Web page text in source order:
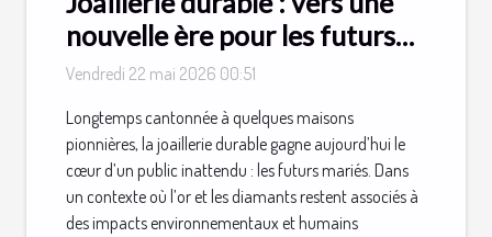
nouvelle ère pour les futurs
mariés
Vendredi 22 mai 2026 00:51
Longtemps cantonnée à quelques maisons
pionnières, la joaillerie durable gagne aujourd’hui le
cœur d’un public inattendu : les futurs mariés. Dans
un contexte où l’or et les diamants restent associés à
des impacts environnementaux et humains